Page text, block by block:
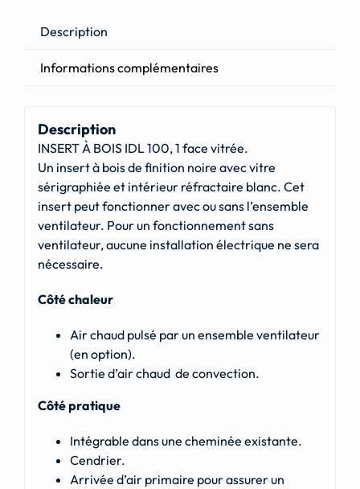
Description
Informations complémentaires
Description
INSERT À BOIS IDL 100, 1 face vitrée.
Un insert à bois de finition noire avec vitre
sérigraphiée et intérieur réfractaire blanc. Cet
insert peut fonctionner avec ou sans l’ensemble
ventilateur. Pour un fonctionnement sans
ventilateur, aucune installation électrique ne sera
nécessaire.
Côté chaleur
Air chaud pulsé par un ensemble ventilateur
(en option).
Sortie d’air chaud de convection.
Côté pratique
Intégrable dans une cheminée existante.
Cendrier.
Arrivée d’air primaire pour assurer un